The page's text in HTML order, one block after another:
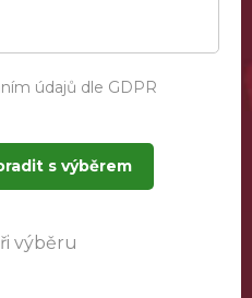
údajů dle GDPR
s výběrem
výběru